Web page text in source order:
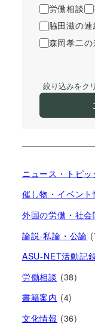
労働相談
脇田滋の
森岡孝二
絞り込みをク
ニュース・トピッ
催し物・イベント
外国の労働・社会
論説-私論・公論
ASU-NET活動記
労働相談 (38)
書籍案内 (4)
文化情報 (36)